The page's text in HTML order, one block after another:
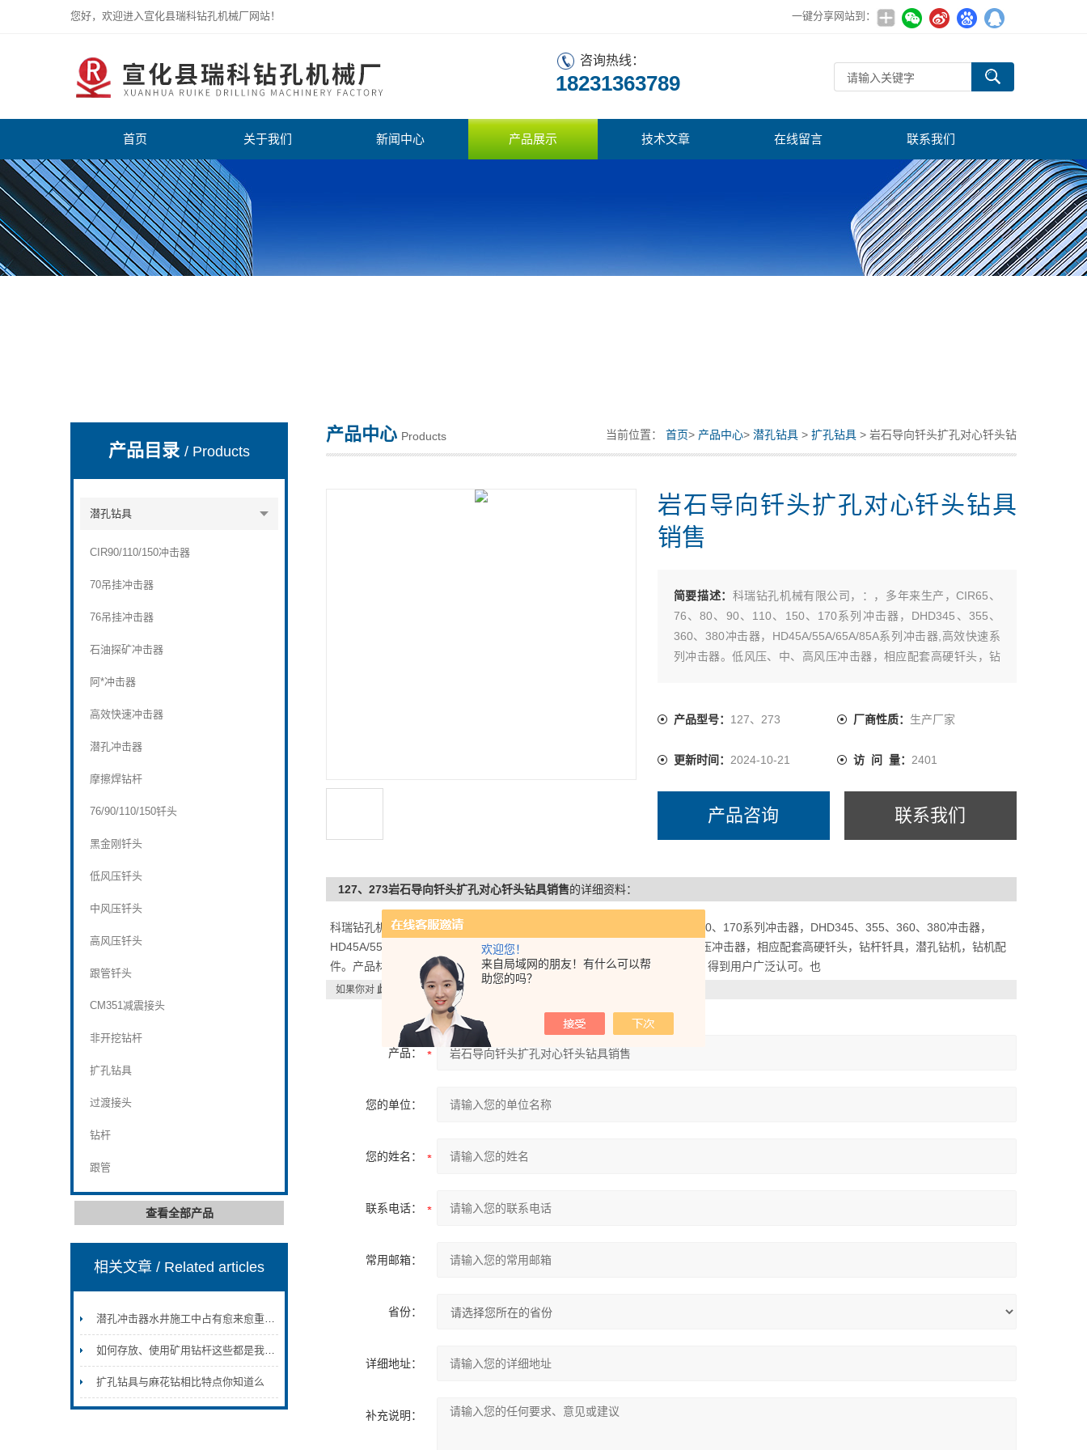
欢迎您！
来自局域网的朋友！有什么可以帮
助您的吗？
您好，欢迎进入宣化县瑞科钻孔机械厂网站！ 一键分享网站到：
宣化县瑞科钻孔机械厂
咨询热线：
18231363789
首页 关于我们 新闻中心 产品展示 技术文章 在线留言 联系我们
产品目录/ Products
潜孔钻具
CIR90/110/150冲击器
70吊挂冲击器
76吊挂冲击器
石油探矿冲击器
阿*冲击器
高效快速冲击器
潜孔冲击器
摩擦焊钻杆
76/90/110/150钎头
黑金刚钎头
低风压钎头
中风压钎头
高风压钎头
跟管钎头
CM351减震接头
非开挖钻杆
扩孔钻具
过渡接头
钻杆
跟管
查看全部产品
相关文章/ Related articles
潜孔冲击器水井施工中占有愈来愈重要的地位
如何存放、使用矿用钻杆这些都是我们应该要掌握
扩孔钻具与麻花钻相比特点你知道么
产品中心 Products 当前位置： 首页> 产品中心> 潜孔钻具 > 扩孔钻具 > 岩石导向钎头扩孔对心钎头钻
具销售
岩石导向钎头扩孔对心钎头钻具
销售
简要描述： 科瑞钻孔机械有限公司，：，多年来生产，CIR65、
76、80、90、110、150、170系列冲击器，DHD345、355、
360、380冲击器，HD45A/55A/65A/85A系列冲击器,高效快速系
列冲击器。低风压、中、高风压冲击器，相应配套高硬钎头，钻
产品型号： 127、273 厂商性质： 生产厂家
更新时间： 2024-10-21 访 问 量： 2401
产品咨询 联系我们
127、273岩石导向钎头扩孔对心钎头钻具销售的详细资料：
科瑞钻孔机械有限公司，：，多年来生产，CIR65、76、80、90、110、150、170系列冲击器，DHD345、355、360、380冲击器，
HD45A/55A/65A/85A系列冲击器,高效快速系列冲击器。低风压、中、高风压冲击器，相应配套高硬钎头，钻杆钎具，潜孔钻机，钻机配
件。产品材质优良，工艺*，制造精致。产品使用起来，坚固耐磨，寿命长，得到用户广泛认可。也
如果你对 此产品 感兴趣，想了解更详细的产品信息，填写下表直接与厂家联系：
产品：
您的单位：
您的姓名：
联系电话：
常用邮箱：
省份：
详细地址：
补充说明：